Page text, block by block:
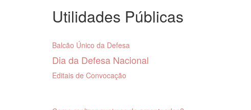
Utilidades Públicas
Balcão Único da Defesa
Dia da Defesa Nacional
Editais de Convocação